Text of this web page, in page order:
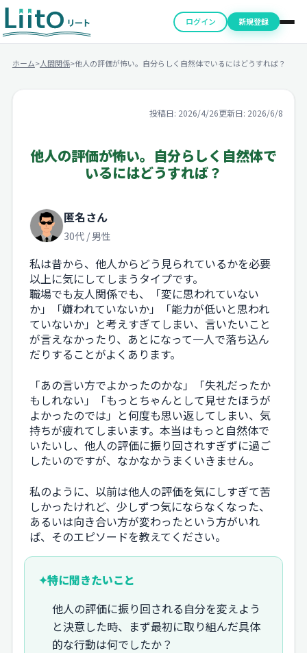
ログイン 新規登録
ホーム>人間関係>他人の評価が怖い。自分らしく自然体でいるにはどうすれば？
投稿日: 2026/4/26更新日: 2026/6/8
他人の評価が怖い。自分らしく自然体で
いるにはどうすれば？
匿名さん
30代 / 男性
私は昔から、他人からどう見られているかを必要
以上に気にしてしまうタイプです。
職場でも友人関係でも、「変に思われていない
か」「嫌われていないか」「能力が低いと思われ
ていないか」と考えすぎてしまい、言いたいこと
が言えなかったり、あとになって一人で落ち込ん
だりすることがよくあります。
「あの言い方でよかったのかな」「失礼だったか
もしれない」「もっとちゃんとして見せたほうが
よかったのでは」と何度も思い返してしまい、気
持ちが疲れてしまいます。本当はもっと自然体で
いたいし、他人の評価に振り回されすぎずに過ご
したいのですが、なかなかうまくいきません。
私のように、以前は他人の評価を気にしすぎて苦
しかったけれど、少しずつ気にならなくなった、
あるいは向き合い方が変わったという方がいれ
ば、そのエピソードを教えてください。
✦特に聞きたいこと
他人の評価に振り回される自分を変えよう
と決意した時、まず最初に取り組んだ具体
的な行動は何でしたか？